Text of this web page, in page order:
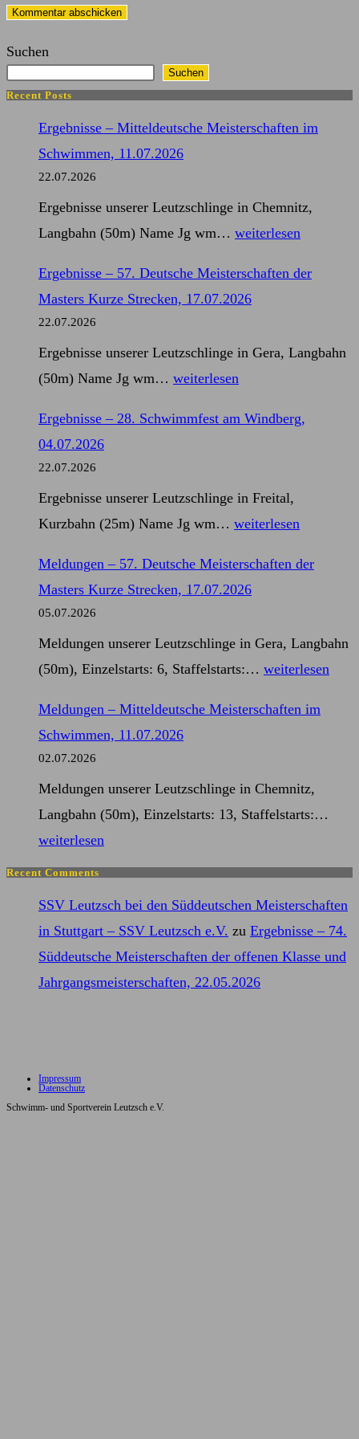
Kommentieren
zum
ein
ein
Suchen
Suchen
Recent Posts
Ergebnisse – Mitteldeutsche Meisterschaften im
Schwimmen, 11.07.2026
22.07.2026
Ergebnisse unserer Leutzschlinge in Chemnitz,
Langbahn (50m) Name Jg wm… Ergebnisse
Mitteldeutsche
Meisterschaften
Schwimmen,
11.07.2026
weiterlesen
Ergebnisse – 57. Deutsche Meisterschaften der
Masters Kurze Strecken, 17.07.2026
22.07.2026
Ergebnisse unserer Leutzschlinge in Gera, Langbahn
(50m) Name Jg wm… Ergebnisse
57.
der
Masters
Kurze
Strecken,
weiterlesen
Ergebnisse – 28. Schwimmfest am Windberg,
04.07.2026
22.07.2026
Ergebnisse unserer Leutzschlinge in Freital,
Kurzbahn (25m) Name Jg wm… Ergebnisse
28.
Schwimmfest
Windberg,
04.07.2026
weiterlesen
Meldungen – 57. Deutsche Meisterschaften der
Masters Kurze Strecken, 17.07.2026
05.07.2026
Meldungen unserer Leutzschlinge in Gera, Langbahn
(50m), Einzelstarts: 6, Staffelstarts:… Meldungen
57.
der
Masters
Strecken,
17.07.2026
weiterlesen
Meldungen – Mitteldeutsche Meisterschaften im
Schwimmen, 11.07.2026
02.07.2026
Meldungen unserer Leutzschlinge in Chemnitz,
Langbahn (50m), Einzelstarts: 13, Staffelstarts:…
im
weiterlesen
Recent Comments
SSV Leutzsch bei den Süddeutschen Meisterschaften
in Stuttgart – SSV Leutzsch e.V. zu Ergebnisse – 74.
Süddeutsche Meisterschaften der offenen Klasse und
Jahrgangsmeisterschaften, 22.05.2026
Impressum
Datenschutz
Schwimm- und Sportverein Leutzsch e.V.